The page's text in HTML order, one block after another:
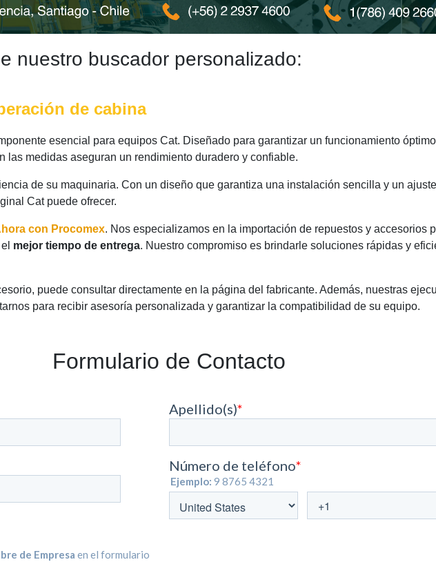
nuestro buscador personalizado:
de cabina
esencial para equipos Cat. Diseñado para garantizar un funcionamiento
las medidas aseguran un rendimiento duradero y confiable.
de su maquinaria. Con un diseño que garantiza una instalación sencilla y un
Cat puede ofrecer.
con Procomex. Nos especializamos en la importación de repuestos y accesorios
mejor tiempo de entrega. Nuestro compromiso es brindarle soluciones rápidas y
puede consultar directamente en la página del fabricante. Además, nuestras
para recibir asesoría personalizada y garantizar la compatibilidad de su equipo.
Formulario de Contacto